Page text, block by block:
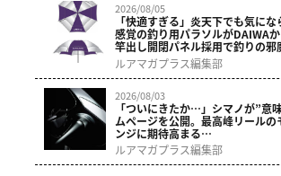
2026/08/05
「快適すぎる」炎天下でも気に
感覚の釣り用パラソルがDAIWAか
竿出し開閉パネル採用で釣りの邪
ない。
ルアマガプラス編集部
2026/08/03
「ついにきたか…」シマノが”意
ムページを公開。最高峰リールの
ンジに期待高まる…
ルアマガプラス編集部